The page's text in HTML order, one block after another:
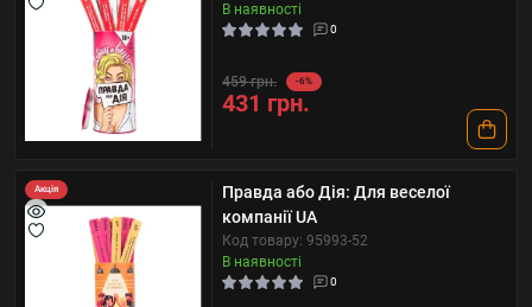
В наявності
0
459 грн. -6%
431 грн.
Акція
Правда або Дія: Для веселої
компанії UA
Код товару: 95993-52
В наявності
0